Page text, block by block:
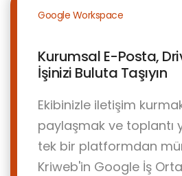
Google Workspace
Kurumsal E-Posta,
İşinizi Buluta Taşıyın
Ekibinizle iletişim
paylaşmak ve toplantı
tek bir platformdan
Kriweb'in Google İş